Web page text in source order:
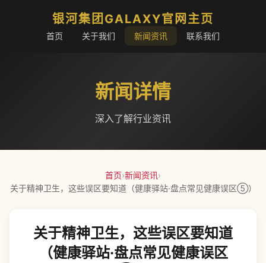
银河集团GALAXY官网主页
首页 关于我们 新闻资讯 联系我们
新闻详情
深入了解行业资讯
首页›新闻资讯›
关于精神卫生，这些误区要知道（健康驿站·盘点常见健康误区⑤）
关于精神卫生，这些误区要知道
（健康驿站·盘点常见健康误区